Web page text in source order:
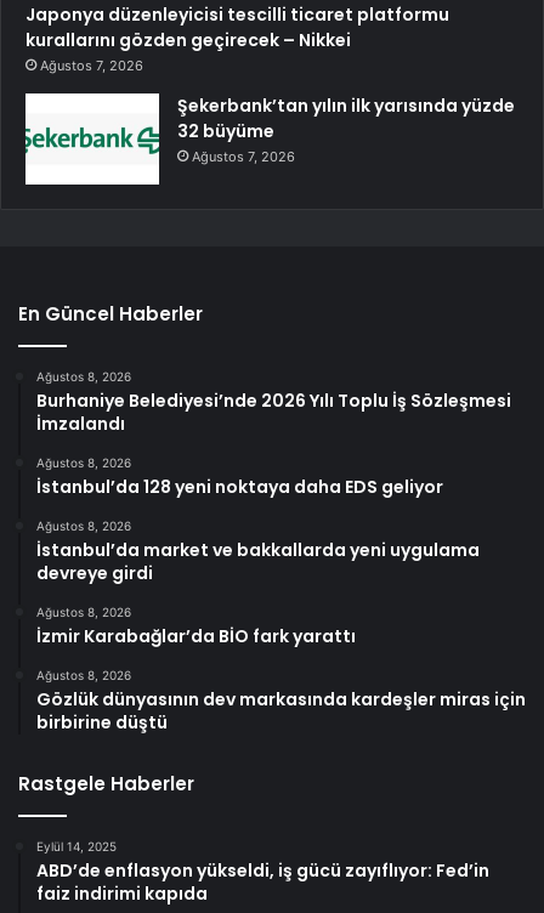
Japonya düzenleyicisi tescilli ticaret platformu
kurallarını gözden geçirecek – Nikkei
Ağustos 7, 2026
Şekerbank’tan yılın ilk yarısında yüzde
32 büyüme
Ağustos 7, 2026
En Güncel Haberler
Ağustos 8, 2026
Burhaniye Belediyesi’nde 2026 Yılı Toplu İş Sözleşmesi
İmzalandı
Ağustos 8, 2026
İstanbul’da 128 yeni noktaya daha EDS geliyor
Ağustos 8, 2026
İstanbul’da market ve bakkallarda yeni uygulama
devreye girdi
Ağustos 8, 2026
İzmir Karabağlar’da BİO fark yarattı
Ağustos 8, 2026
Gözlük dünyasının dev markasında kardeşler miras için
birbirine düştü
Rastgele Haberler
Eylül 14, 2025
ABD’de enflasyon yükseldi, iş gücü zayıflıyor: Fed’in
faiz indirimi kapıda